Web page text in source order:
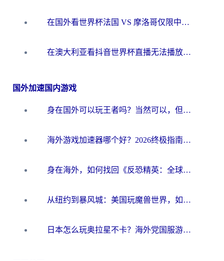
在国外看世界杯法国 VS 摩洛哥仅限中国大陆？别让地域限制拦下你的欢呼
在澳大利亚看抖音世界杯直播无法播放？海外党体育观赛终极指南来了！
国外加速国内游戏
身在国外可以玩王者吗？当然可以，但你需要这份“加速”指南
海外游戏加速器哪个好？2026终极指南帮你畅玩国服+解决卡顿难题
身在海外，如何找回《反恐精英：全球攻势》国服的丝滑手感？一份给你的终极指南
从纽约到暴风城：美国玩魔兽世界，如何找到你的最佳网络航线
日本怎么玩奥拉星不卡？海外党国服游戏加速器选择全攻略